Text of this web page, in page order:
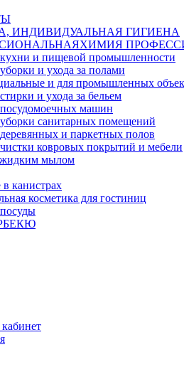
ИНДИВИДУАЛЬНАЯ ГИГИЕНА
ХИМИЯ
кухни и пищевой промышленности
и ухода за полами
и для промышленных
и ухода за бельем
посудомоечных машин
санитарных помещений
и паркетных полов
ковровых покрытий и мебели
мылом
канистрах
косметика для гостиниц